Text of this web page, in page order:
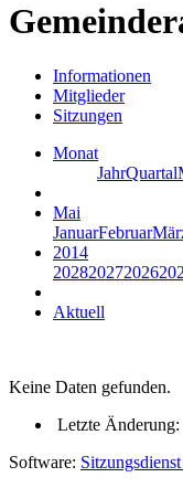
Informationen
Mitglieder
Sitzungen
Monat
JahrQuartal
Mai
JanuarFebruar
2014
202820272026
Aktuell
Keine Daten gefunden.
Letzte
Software: Sitzungsdienst